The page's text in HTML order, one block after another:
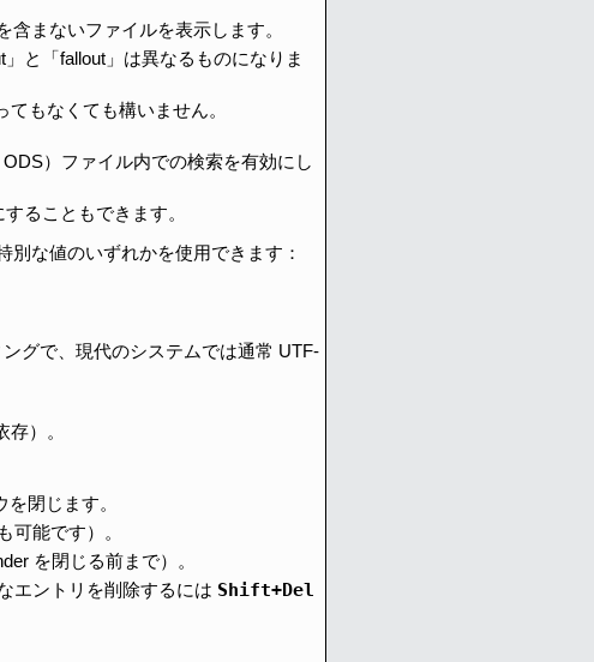
まないファイルを表示します。
と「fallout」は異なるものになりま
もなくても構いません。
）ファイル内での検索を有効にし
ることもできます。
な値のいずれかを使用できます：
グで、現代のシステムでは通常 UTF-
）。
閉じます。
能です）。
を閉じる前まで）。
エントリを削除するには Shift+Del